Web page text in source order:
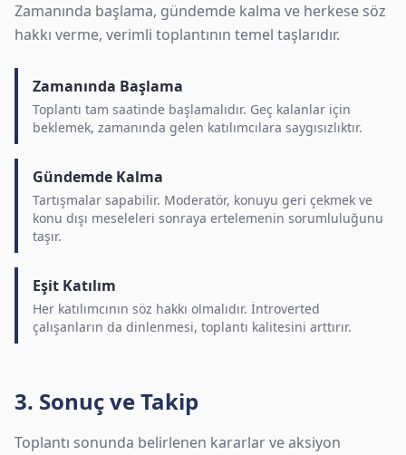
Zamanında başlama, gündemde kalma ve herkese söz
hakkı verme, verimli toplantının temel taşlarıdır.
Zamanında Başlama
Toplantı tam saatinde başlamalıdır. Geç kalanlar için
beklemek, zamanında gelen katılımcılara saygısızlıktır.
Gündemde Kalma
Tartışmalar sapabilir. Moderatör, konuyu geri çekmek ve
konu dışı meseleleri sonraya ertelemenin sorumluluğunu
taşır.
Eşit Katılım
Her katılımcının söz hakkı olmalıdır. İntroverted
çalışanların da dinlenmesi, toplantı kalitesini arttırır.
3. Sonuç ve Takip
Toplantı sonunda belirlenen kararlar ve aksiyon